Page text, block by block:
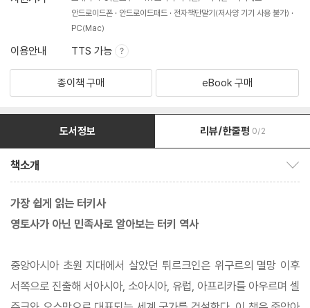
안드로이드폰
안드로이드패드
전자책단말기(저사양 기기 사용 불가)
PC(Mac)
이용안내 TTS 가능
종이책 구매 eBook 구매
도서정보 리뷰/한줄평 0/2
책소개
가장 쉽게 읽는 터키사
영토사가 아닌 민족사로 알아보는 터키 역사
중앙아시아 초원 지대에서 살았던 튀르크인은 위구르의 멸망 이후
서쪽으로 진출해 서아시아, 소아시아, 유럽, 아프리카를 아우르며 셀